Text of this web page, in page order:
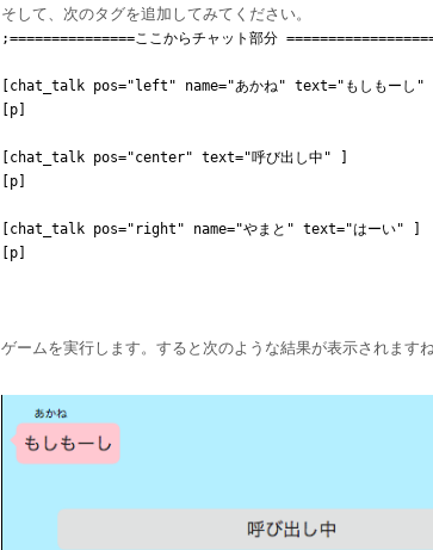
そして、次のタグを追加してみてください。
;===============ここからチャット部分
[chat_talk pos="left" name="あかね" text="もしもーし" ]
[p]
[chat_talk pos="center" text="呼び出し中" ]
[p]
[chat_talk pos="right" name="やまと" text="はーい" ]
[p]
ゲームを実行します。すると次のような結果が表示されますね